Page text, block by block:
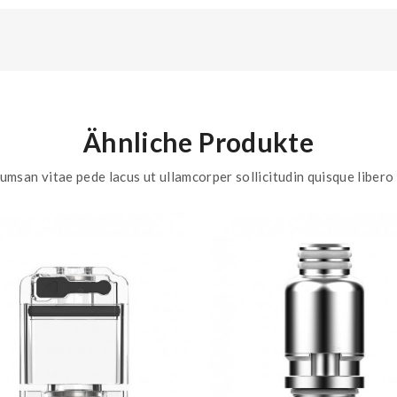
Ähnliche Produkte
vitae pede lacus ut ullamcorper sollicitudin quisque libero